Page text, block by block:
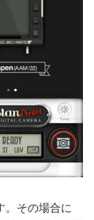
。その場合に